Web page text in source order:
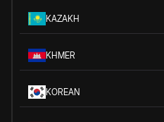
KAZAKH
KHMER
KOREAN